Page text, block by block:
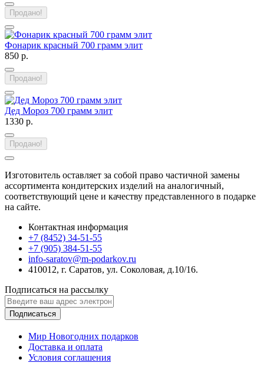
Продано!
Фонарик красный 700 грамм элит
850 р.
Продано!
Дед Мороз 700 грамм элит
1330 р.
Продано!
Изготовитель оставляет за собой право частичной замены
ассортимента кондитерских изделий на аналогичный,
соответствующий цене и качеству представленного в подарке
на сайте.
Контактная информация
+7 (8452) 34-51-55
+7 (905) 384-51-55
info-saratov@m-podarkov.ru
410012, г. Саратов, ул. Соколовая, д.10/16.
Подписаться на рассылку
Подписаться
Мир Новогодних подарков
Доставка и оплата
Условия соглашения